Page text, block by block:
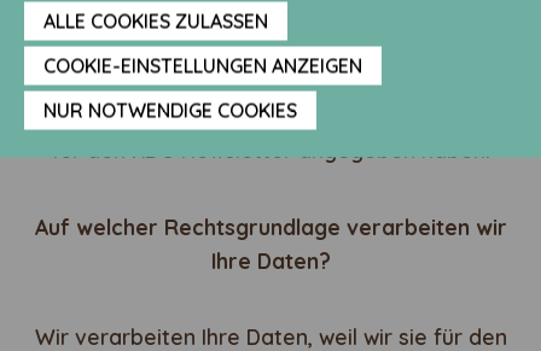
Wenn Sie an einer KDC-Aktivität teilnehmen,
verknüpfen wir die Daten, die Sie dafür angeben
müssen, mit dem Mein-KDC-Nutzerkonto oder
der E-Mail-Adresse, die Sie bei der Anmeldung
Auf welcher Rechtsgrundlage verarbeiten wir
Ihre Daten?
Wir verarbeiten Ihre Daten, weil wir sie für den
ALLE COOKIES ZULASSEN
COOKIE-EINSTELLUNGEN ANZEIGEN
NUR NOTWENDIGE COOKIES